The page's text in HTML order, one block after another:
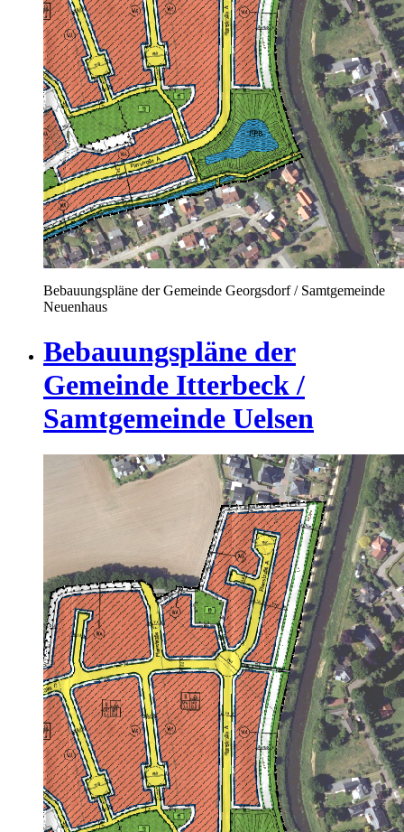
Bebauungspläne der Gemeinde Georgsdorf / Samtgemeinde
Neuenhaus
Bebauungspläne der
Gemeinde Itterbeck /
Samtgemeinde Uelsen